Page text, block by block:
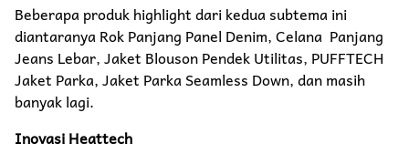
Beberapa produk highlight dari kedua subtema ini
diantaranya Rok Panjang Panel Denim, Celana Panjang
Jeans Lebar, Jaket Blouson Pendek Utilitas, PUFFTECH
Jaket Parka, Jaket Parka Seamless Down, dan masih
banyak lagi.
Inovasi Heattech